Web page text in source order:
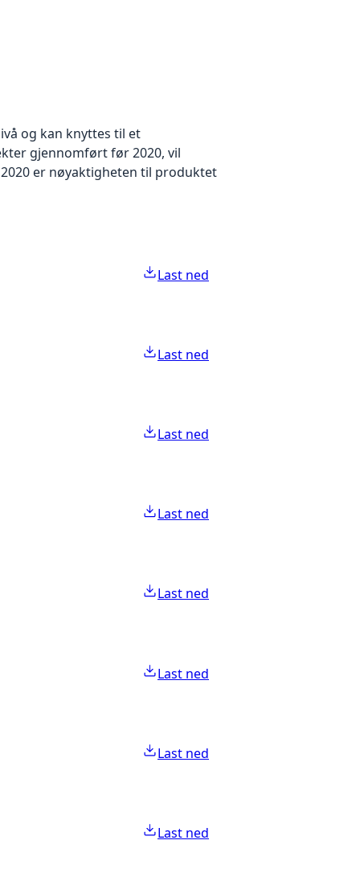
og kan knyttes til et
gjennomført før 2020, vil
er nøyaktigheten til produktet
Last ned
Last ned
Last ned
Last ned
Last ned
Last ned
Last ned
Last ned